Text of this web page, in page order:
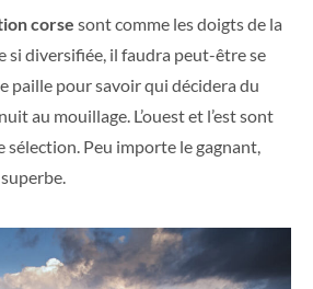
corse sont comme les doigts de la
si diversifiée, il faudra peut-être se
paille pour savoir qui décidera du
au mouillage. L’ouest et l’est sont
sélection. Peu importe le gagnant,